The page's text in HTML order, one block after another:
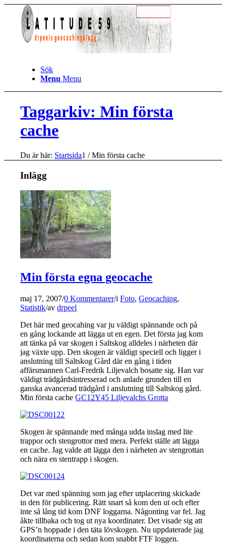
Sök
Menu Menu
Taggarkiv: Min första
cache
Du är här: Startsida1 / Min första cache
Inlägg
Min första egna geocache
maj 17, 2007/0 Kommentarer/iFoto,Geocaching,
Statistik/avdrpeel
Det här med geocahing var ju väldigt spännande och på
en gång lockande att lägga ut en egen. Det första jag kom
att tänka på var skogen i Saltskog alldeles i närheten där
jag växte upp. Den skogen är väldigt speciell och ligger i
anslutning till Saltskog Gård där en gång i tiden
affärsmannen Carl-Fredrik Liljevalch bosatte sig. Han var
väldigt trädgårdsintresserad och anlade grunden till en
ganska avancerad trädgård i anslutning till Saltskog gård.
Min första cacheGC12Y45 Liljevalchs Grotta
Skogen är spännande med många udda inslag med lite
trappor och stengrottor med mera. Perfekt ställe att lägga
en cache. Jag valde att lägga den i närheten av stengrottan
och nära en stentrapp i skogen.
Det var med spänning som jag efter utplacering skickade
in den för publicering. Rätt snart så kom den ut och efter
inte så lång tid kom DNF loggarna. Någonting var fel. Jag
åkte tillbaka och tog ut nya koordinater. Det visade sig att
GPS’n hoppade i den täta lövskogen. Nu uppdaterade jag
koordinaterna och sedan kom snabbt FTF loggen.